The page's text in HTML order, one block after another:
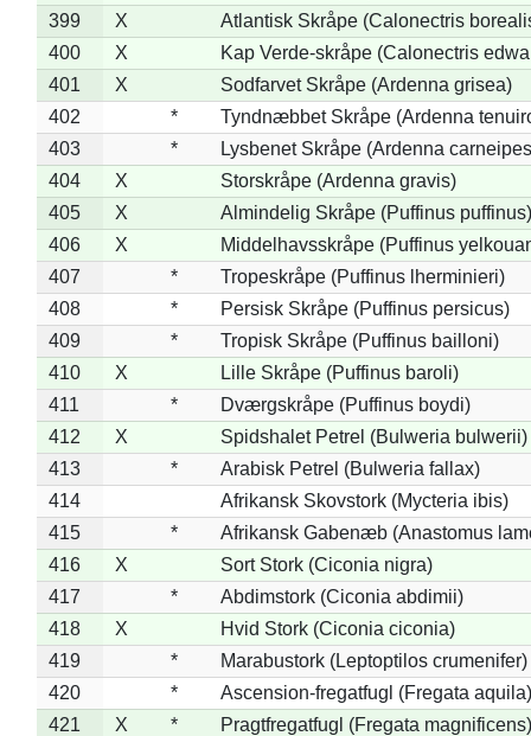
399
X
Atlantisk Skråpe (Calonectris
400
X
Kap Verde-skråpe (Calonectris
401
X
Sodfarvet Skråpe (Ardenna grisea)
402
*
Tyndnæbbet Skråpe (Ardenna
403
*
Lysbenet Skråpe (Ardenna
404
X
Storskråpe (Ardenna gravis)
405
X
Almindelig Skråpe (Puffinus puffinus)
406
X
Middelhavsskråpe (Puffinus
407
*
Tropeskråpe (Puffinus lherminieri)
408
*
Persisk Skråpe (Puffinus persicus)
409
*
Tropisk Skråpe (Puffinus bailloni)
410
X
Lille Skråpe (Puffinus baroli)
411
*
Dværgskråpe (Puffinus boydi)
412
X
Spidshalet Petrel (Bulweria bulwerii)
413
*
Arabisk Petrel (Bulweria fallax)
414
Afrikansk Skovstork (Mycteria ibis)
415
*
Afrikansk Gabenæb (Anastomus
416
X
Sort Stork (Ciconia nigra)
417
*
Abdimstork (Ciconia abdimii)
418
X
Hvid Stork (Ciconia ciconia)
419
*
Marabustork (Leptoptilos crumenifer)
420
*
Ascension-fregatfugl (Fregata aquila)
421
X * Pragtfregatfugl (Fregata magnificens)